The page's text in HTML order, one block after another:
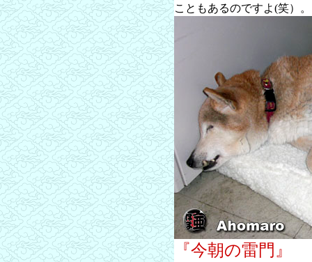
こともあるのですよ(笑）。
『今朝の雷門』